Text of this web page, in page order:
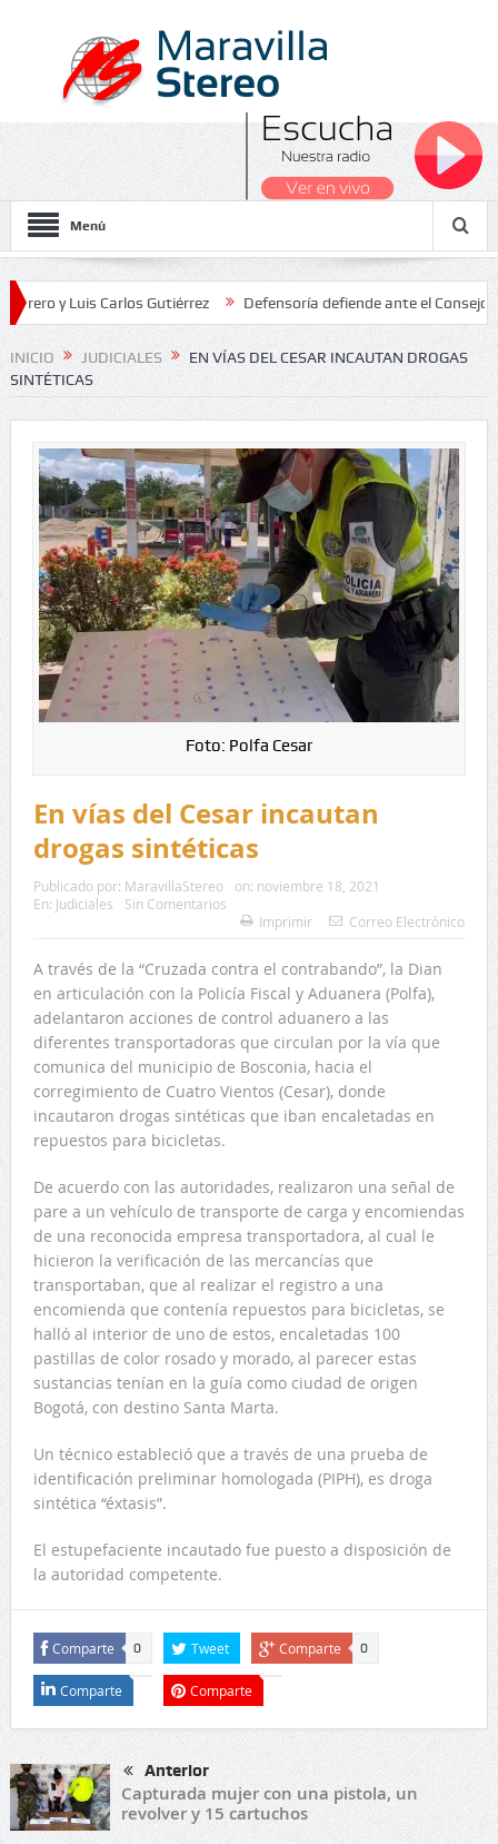
Menú
Carlos Gutiérrez Defensoría defiende ante el Consejo de
Nacionales 2026
INICIO JUDICIALES
EN VÍAS DEL CESAR INCAUTAN DROGAS
SINTÉTICAS
Foto: Polfa Cesar
En vías del Cesar incautan
drogas sintéticas
Publicado por: MaravillaStereo on: noviembre 18, 2021
En: Judiciales
Sin Comentarios
Imprimir
Correo Electrónico
A través de la “Cruzada contra el contrabando”, la Dian
en articulación con la Policía Fiscal y Aduanera (Polfa),
adelantaron acciones de control aduanero a las
diferentes transportadoras que circulan por la vía que
comunica del municipio de Bosconia, hacia el
corregimiento de Cuatro Vientos (Cesar), donde
incautaron drogas sintéticas que iban encaletadas en
repuestos para bicicletas.
De acuerdo con las autoridades, realizaron una señal de
pare a un vehículo de transporte de carga y encomiendas
de una reconocida empresa transportadora, al cual le
hicieron la verificación de las mercancías que
transportaban, que al realizar el registro a una
encomienda que contenía repuestos para bicicletas, se
halló al interior de uno de estos, encaletadas 100
pastillas de color rosado y morado, al parecer estas
sustancias tenían en la guía como ciudad de origen
Bogotá, con destino Santa Marta.
Un técnico estableció que a través de una prueba de
identificación preliminar homologada (PIPH), es droga
sintética “éxtasis”.
El estupefaciente incautado fue puesto a disposición de
la autoridad competente.
Comparte 0 Tweet Comparte 0
Comparte Comparte
Anterior
Capturada mujer con una pistola, un
revolver y 15 cartuchos